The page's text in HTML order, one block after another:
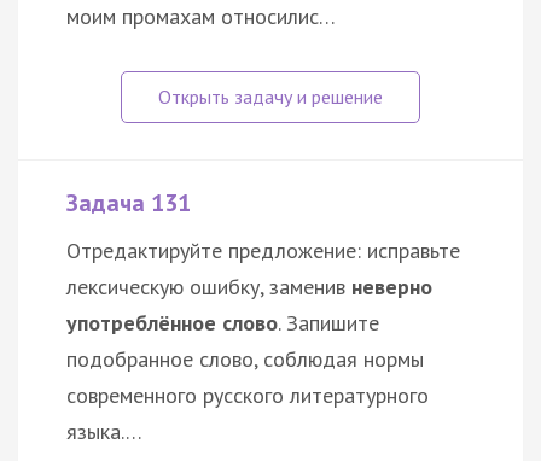
моим промахам относилис…
Задача 131
Отредактируйте предложение: исправьте
лексическую ошибку, заменив неверно
употреблённое слово. Запишите
подобранное слово, соблюдая нормы
современного русского литературного
языка.…